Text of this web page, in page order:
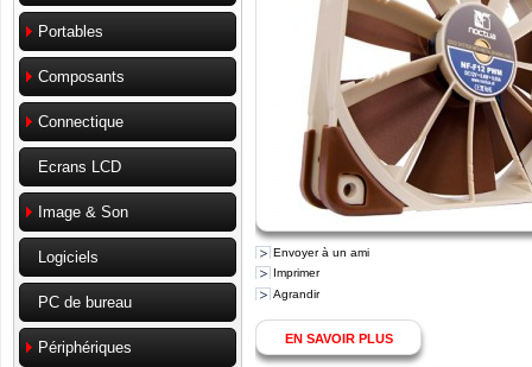
Portables
Composants
Connectique
Ecrans LCD
Image & Son
Logiciels
PC de bureau
Périphériques
Envoyer à un ami
Imprimer
Agrandir
EN SAVOIR PLUS